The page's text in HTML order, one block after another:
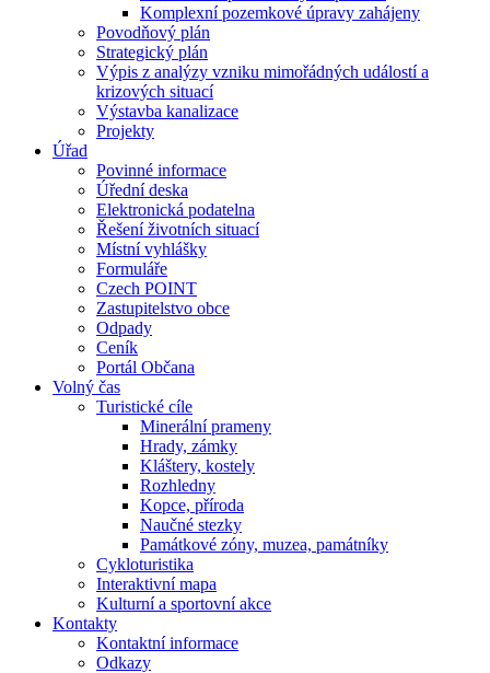
Komplexní pozemkové úpravy zahájeny
Povodňový plán
Strategický plán
Výpis z analýzy vzniku mimořádných událostí a
krizových situací
Výstavba kanalizace
Projekty
Úřad
Povinné informace
Úřední deska
Elektronická podatelna
Řešení životních situací
Místní vyhlášky
Formuláře
Czech POINT
Zastupitelstvo obce
Odpady
Ceník
Portál Občana
Volný čas
Turistické cíle
Minerální prameny
Hrady, zámky
Kláštery, kostely
Rozhledny
Kopce, příroda
Naučné stezky
Památkové zóny, muzea, památníky
Cykloturistika
Interaktivní mapa
Kulturní a sportovní akce
Kontakty
Kontaktní informace
Odkazy